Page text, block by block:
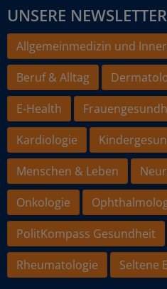
UNSERE NEWSLETTER
Allgemeinmedizin und
Beruf & Alltag
E-Health
Kardiologie
Menschen & Leben
Onkologie
PolitKompass Gesundheit
Rheumatologie
Seltene